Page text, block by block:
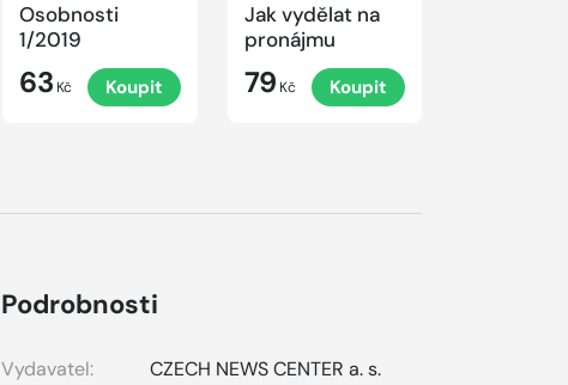
Osobnosti
1/2019
63 Kč Koupit
Jak vydělat na
pronájmu
79 Kč Koupit
Podrobnosti
Vydavatel:
CZECH NEWS CENTER a. s.